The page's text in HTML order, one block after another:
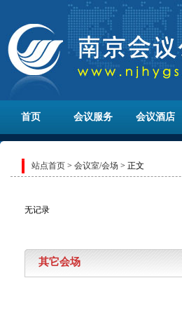
首页 会议服务 会议酒店
站点首页 > 会议室/会场 > 正文
无记录
其它会场